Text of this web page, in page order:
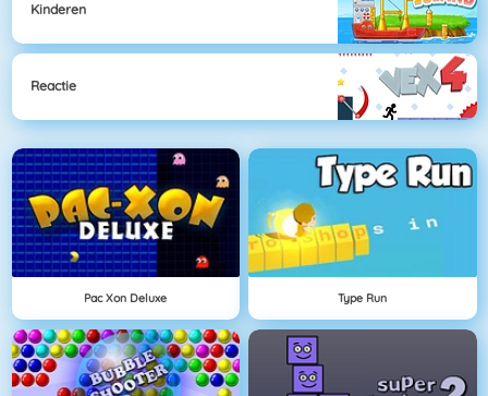
Kinderen
Reactie
Pac Xon Deluxe Type Run